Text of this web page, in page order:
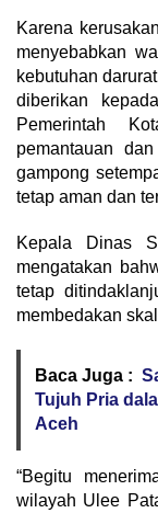
Karena
menyebabkan
kebutuhan
diberikan
Pemerintah
pemantauan
gampong
tetap aman dan
Kepala Dinas
mengatakan
tetap
membedakan
Baca Juga :
Tujuh Pria
Aceh
“Begitu
wilayah Ulee